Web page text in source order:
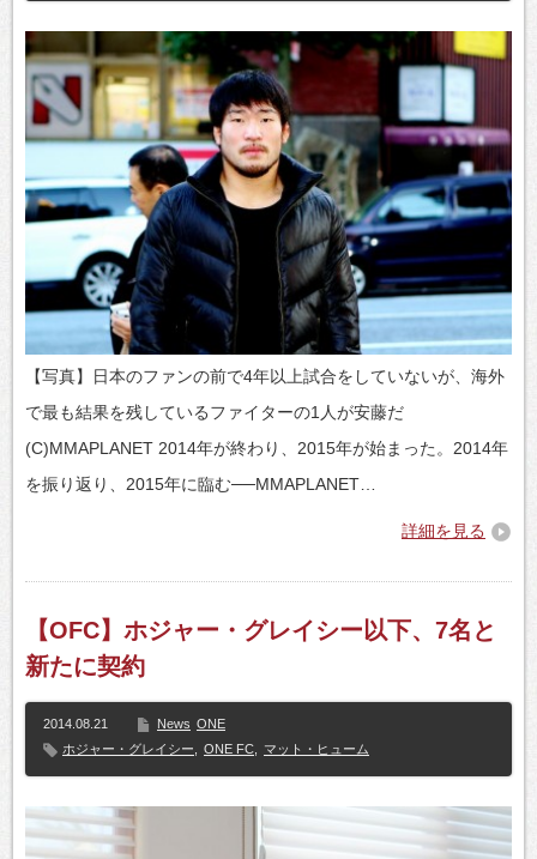
【写真】日本のファンの前で4年以上試合をしていないが、海外
で最も結果を残しているファイターの1人が安藤だ
(C)MMAPLANET 2014年が終わり、2015年が始まった。2014年
を振り返り、2015年に臨む──MMAPLANET…
詳細を見る
【OFC】ホジャー・グレイシー以下、7名と
新たに契約
2014.08.21 News ONE
ホジャー・グレイシー
ONE FC マット・ヒューム